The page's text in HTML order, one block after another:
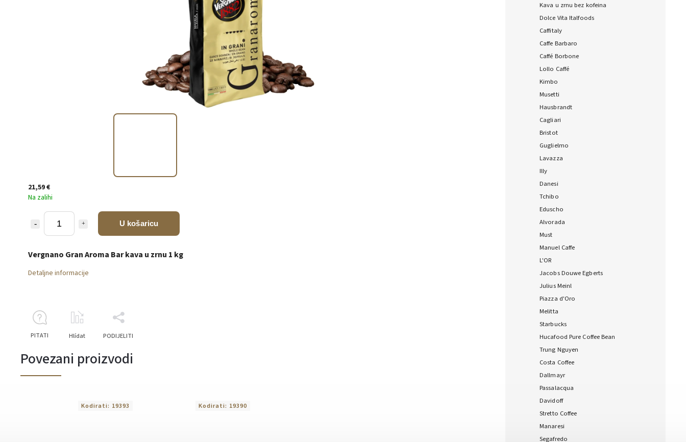
Kava u zrnu bez kofeina
Dolce Vita Italfoods
Caffitaly
Caffe Barbaro
Caffé Borbone
Lollo Caffé
Kimbo
Musetti
Hausbrandt
Cagliari
Bristot
Guglielmo
Lavazza
Illy
Danesi
Tchibo
Eduscho
Alvorada
Must
Manuel Caffe
L'OR
Jacobs Douwe Egberts
Julius Meinl
Piazza d'Oro
Melitta
Starbucks
Hucafood Pure Coffee Bean
Trung Nguyen
Costa Coffee
Dallmayr
Passalacqua
Davidoff
Stretto Coffee
Manaresi
Segafredo
21,59 €
Na zalihi
U košaricu
Vergnano Gran Aroma Bar kava u zrnu 1 kg
Detaljne informacije
PITATI Hlídat PODIJELITI
Povezani proizvodi
Kodirati: 19393 Kodirati: 19390